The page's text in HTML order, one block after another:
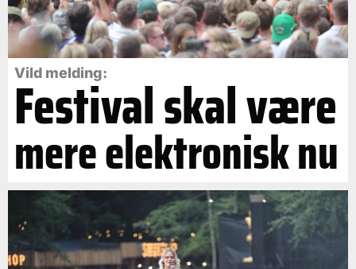
Vild melding:
Festival skal være
mere elektronisk nu